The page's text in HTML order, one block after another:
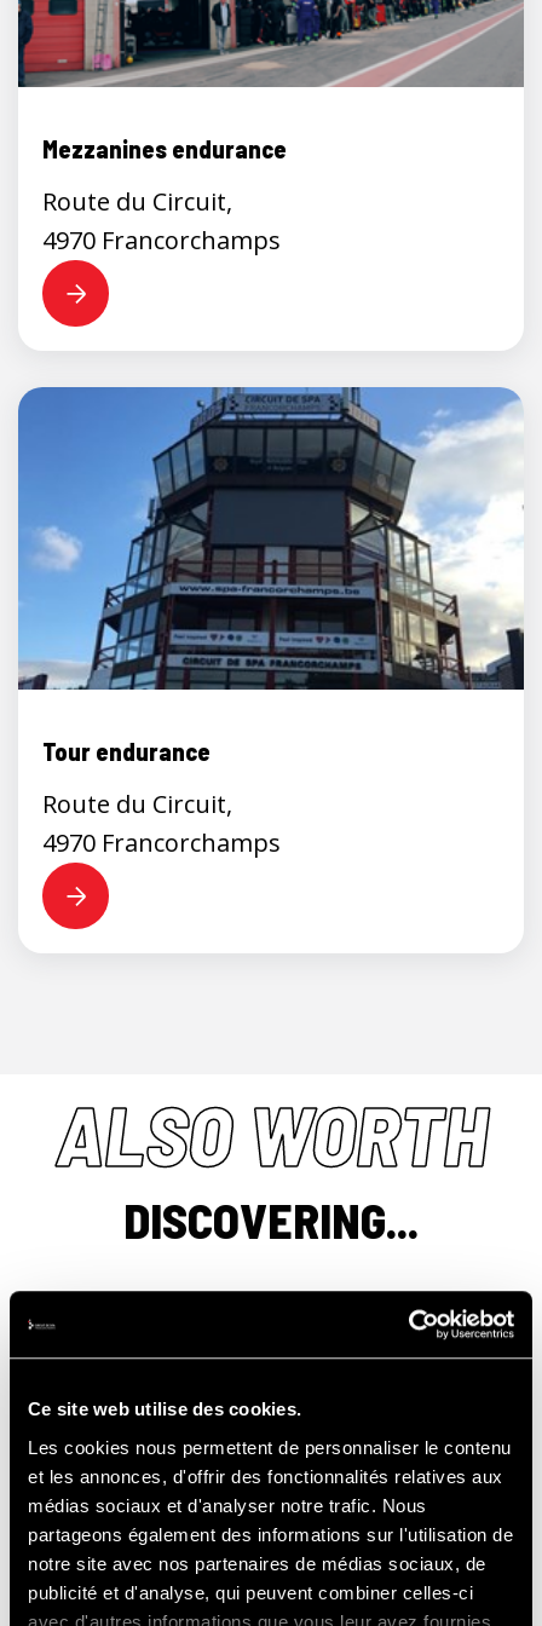
Ce site web utilise des cookies.
Les cookies nous permettent de personnaliser le contenu
et les annonces, d'offrir des fonctionnalités relatives aux
médias sociaux et d'analyser notre trafic. Nous
partageons également des informations sur l'utilisation de
notre site avec nos partenaires de médias sociaux, de
publicité et d'analyse, qui peuvent combiner celles-ci
avec d'autres informations que vous leur avez fournies
Mezzanines endurance
Route du Circuit,
4970 Francorchamps
Tour endurance
Route du Circuit,
4970 Francorchamps
ALSO WORTH
DISCOVERING...
EXPERIENCES